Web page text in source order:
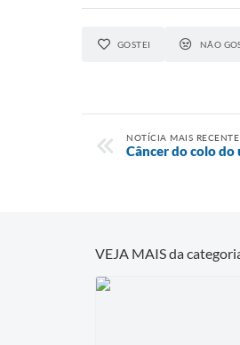
GOSTEI NÃO
NOTÍCIA MAIS RECENTE
Câncer do colo do
VEJA MAIS da